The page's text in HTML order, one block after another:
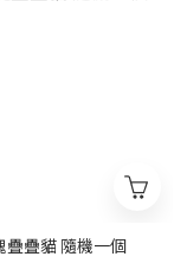
疊疊貓 隨機一個